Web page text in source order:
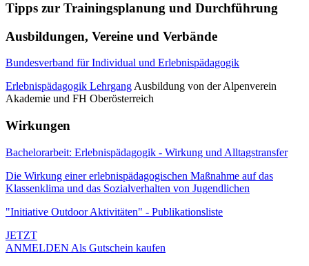
Tipps zur Trainingsplanung und Durchführung
Ausbildungen, Vereine und Verbände
Bundesverband für Individual und Erlebnispädagogik
Erlebnispädagogik Lehrgang Ausbildung von der Alpenverein
Akademie und FH Oberösterreich
Wirkungen
Bachelorarbeit: Erlebnispädagogik - Wirkung und Alltagstransfer
Die Wirkung einer erlebnispädagogischen Maßnahme auf das
Klassenklima und das Sozialverhalten von Jugendlichen
"Initiative Outdoor Aktivitäten" - Publikationsliste
JETZT
ANMELDEN Als Gutschein kaufen